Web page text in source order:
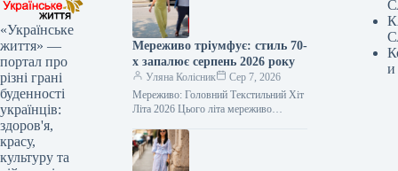
«Українське
життя» —
портал про
різні грані
буденності
українців:
здоров'я,
красу,
культуру та
Мереживо тріумфує: стиль 70-
х запалює серпень 2026 року
Уляна Колісник
Сер 7, 2026
Мереживо: Головний Текстильний Хіт
Літа 2026 Цього літа мереживо
прикрашаючи гардероби зірок першої
величини, від Сієнни…
и